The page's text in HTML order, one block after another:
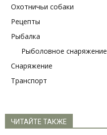
Охотничьи собаки
Рецепты
Рыбалка
Рыболовное снаряжение
Снаряжение
Транспорт
ЧИТАЙТЕ ТАКЖЕ